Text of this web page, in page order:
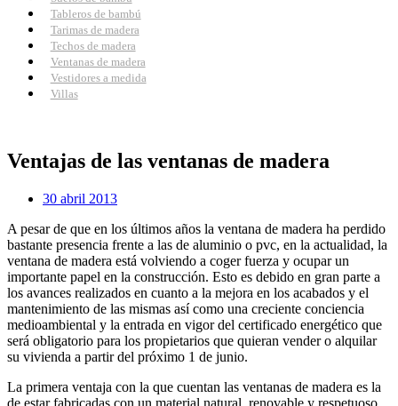
Tableros de bambú
Tarimas de madera
Techos de madera
Ventanas de madera
Vestidores a medida
Villas
Ventajas de las ventanas de madera
30 abril 2013
A pesar de que en los últimos años la ventana de madera ha perdido
bastante presencia frente a las de aluminio o pvc, en la actualidad, la
ventana de madera está volviendo a coger fuerza y ocupar un
importante papel en la construcción. Esto es debido en gran parte a
los avances realizados en cuanto a la mejora en los acabados y el
mantenimiento de las mismas así como una creciente conciencia
medioambiental y la entrada en vigor del certificado energético que
será obligatorio para los propietarios que quieran vender o alquilar
su vivienda a partir del próximo 1 de junio.
La primera ventaja con la que cuentan las ventanas de madera es la
de estar fabricadas con un material natural, renovable y respetuoso